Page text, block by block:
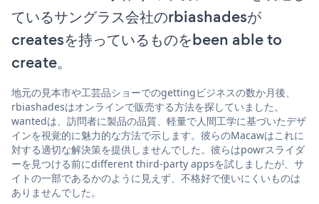
ているサングラス会社のrbiashadesが
createsを持っているものをbeen able to
create。
地元の見本市や工芸品ショーでのgettingビジネスの数か月後、
rbiashadesはオンラインで販売する方法を探していました。
wantedは、訪問者に製品の品質、軽量で人間工学に基づいたデザ
インを視覚的に魅力的な方法で示します。彼らのMacawはこれに
対する適切な解決策を提供しませんでした。彼らはpowrスライダ
ーを見つける前にdifferent third-party appsを試しましたが、サ
イトの一部であるかのように見えず、不格好で使いにくいものは
ありませんでした。